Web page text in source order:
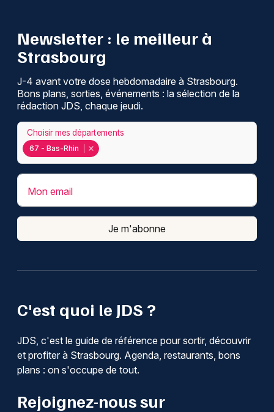
C'est quoi le JDS ?
JDS, c'est le guide de référence pour sortir, découvrir
et profiter à Strasbourg. Agenda, restaurants, bons
plans : on s'occupe de tout.
Rejoignez-nous sur
Newsletter : le meilleur à
Strasbourg
J-4 avant votre dose hebdomadaire à Strasbourg.
Bons plans, sorties, événements : la sélection de la
rédaction JDS, chaque jeudi.
67 - Bas-Rhin
Choisir mes départements
Mon email
Je m'abonne